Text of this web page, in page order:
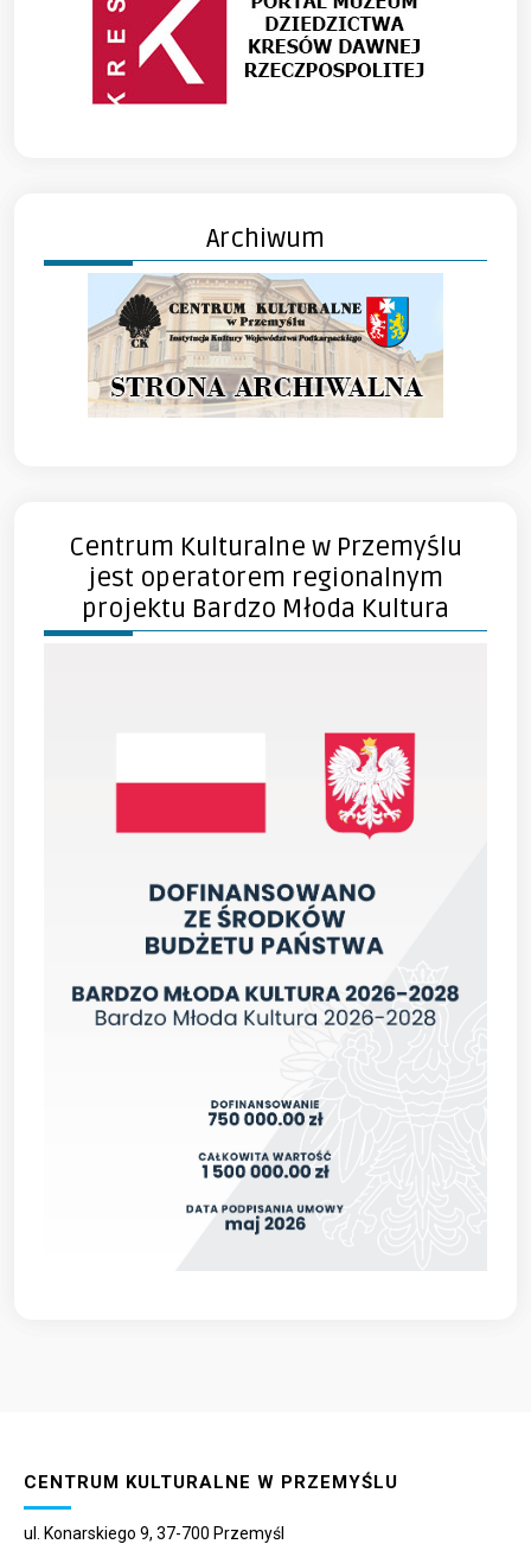
Archiwum
Centrum Kulturalne w Przemyślu
jest operatorem regionalnym
projektu Bardzo Młoda Kultura
CENTRUM KULTURALNE W PRZEMYŚLU
ul. Konarskiego 9, 37-700 Przemyśl